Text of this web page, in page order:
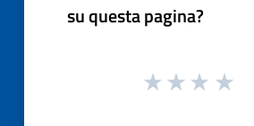
su questa pagina?